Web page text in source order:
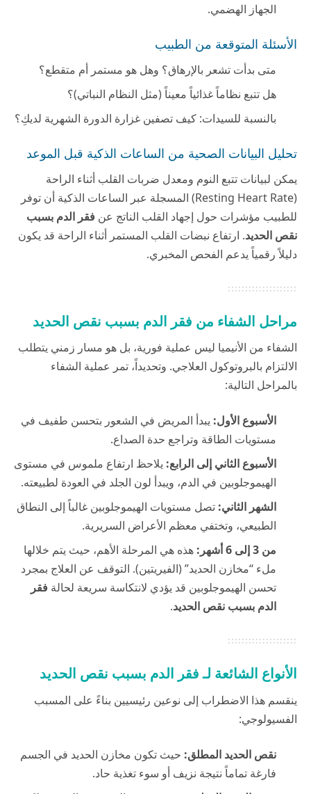
الجهاز الهضمي.
الأسئلة المتوقعة من الطبيب
متى بدأت تشعر بالإرهاق؟ وهل هو مستمر أم متقطع؟
هل تتبع نظاماً غذائياً معيناً (مثل النظام النباتي)؟
بالنسبة للسيدات: كيف تصفين غزارة الدورة الشهرية لديكِ؟
تحليل البيانات الصحية من الساعات الذكية قبل الموعد
يمكن لبيانات تتبع النوم ومعدل ضربات القلب أثناء الراحة
(Resting Heart Rate) المسجلة عبر الساعات الذكية أن توفر
للطبيب مؤشرات حول إجهاد القلب الناتج عن فقر الدم بسبب
نقص الحديد. ارتفاع نبضات القلب المستمر أثناء الراحة قد يكون
دليلاً رقمياً يدعم الفحص المخبري.
مراحل الشفاء من فقر الدم بسبب نقص الحديد
الشفاء من الأنيميا ليس عملية فورية، بل هو مسار زمني يتطلب
الالتزام بالبروتوكول العلاجي. وتحديداً، تمر عملية الشفاء
بالمراحل التالية:
الأسبوع الأول: يبدأ المريض في الشعور بتحسن طفيف في
مستويات الطاقة وتراجع حدة الصداع.
الأسبوع الثاني إلى الرابع: يلاحظ ارتفاع ملموس في مستوى
الهيموجلوبين في الدم، ويبدأ لون الجلد في العودة لطبيعته.
الشهر الثاني: تصل مستويات الهيموجلوبين غالباً إلى النطاق
الطبيعي، وتختفي معظم الأعراض السريرية.
من 3 إلى 6 أشهر:
هذه هي المرحلة الأهم، حيث يتم خلالها
ملء “مخازن الحديد” (الفيريتين). التوقف عن العلاج بمجرد
تحسن الهيموجلوبين قد يؤدي لانتكاسة سريعة لحالة فقر
الدم بسبب نقص الحديد.
الأنواع الشائعة لـ فقر الدم بسبب نقص الحديد
ينقسم هذا الاضطراب إلى نوعين رئيسيين بناءً على المسبب
الفسيولوجي:
نقص الحديد المطلق: حيث تكون مخازن الحديد في الجسم
فارغة تماماً نتيجة نزيف أو سوء تغذية حاد.